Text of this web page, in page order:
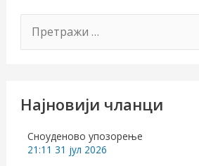
р
рНајновији чланци
Сноуденово упозорење
21:11 31 јул 2026